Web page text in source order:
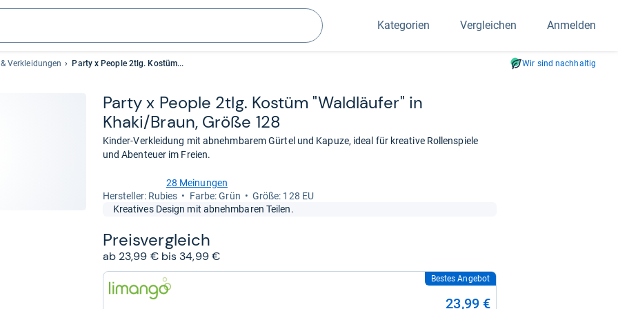
Suchen
Kategorien Vergleichen Anmelden
Verkleidungen Party x People 2tlg. Kostüm... Wir sind nachhaltig
Party x Peo­ple 2tlg. Kostüm "Wald­läu­fer" in
Khaki/Braun, Größe 128
Kinder-Verkleidung mit abnehmbarem Gürtel und Kapuze, ideal für kreative Rollenspiele
und Abenteuer im Freien.
von
28 Meinungen
Her­stel­ler: Rubies
Farbe: Grün
Größe: 128 EU
Kreatives Design mit abnehmbaren Teilen.
Preis­ver­gleich
ab 23,99 € bis 34,99 €
zum
Shop:
Bestes Angebot
23,99 €